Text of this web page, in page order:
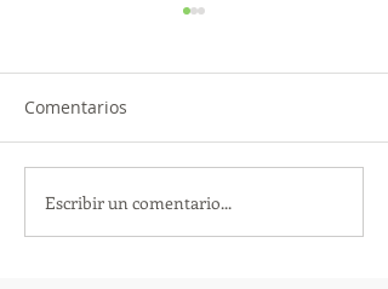
TourTravelynByFraveo
participó en la
Comentarios
Escribir un comentario...